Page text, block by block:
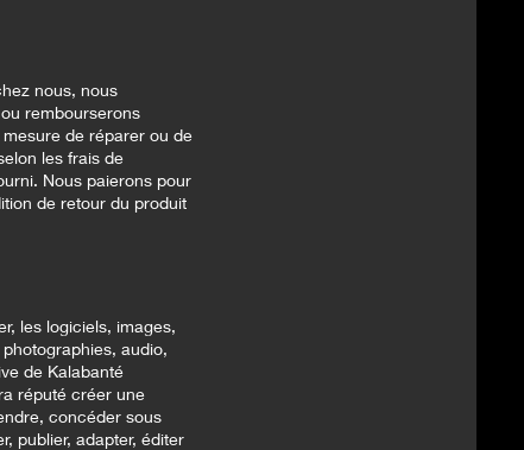
nous, nous
rembourserons
de réparer ou de
les frais de
Nous paierons pour
de retour du produit
les logiciels, images,
audio,
de Kalabanté
réputé créer une
concéder sous
publier, adapter, éditer